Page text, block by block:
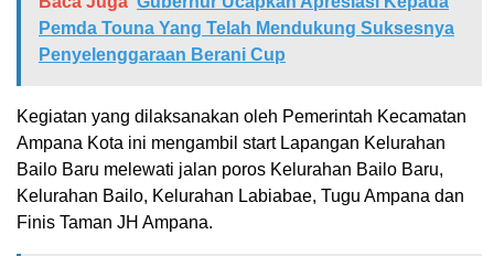
Pemda Touna Yang Telah Mendukung Suksesnya
Penyelenggaraan Berani Cup
Kegiatan yang dilaksanakan oleh Pemerintah Kecamatan
Ampana Kota ini mengambil start Lapangan Kelurahan
Bailo Baru melewati jalan poros Kelurahan Bailo Baru,
Kelurahan Bailo, Kelurahan Labiabae, Tugu Ampana dan
Finis Taman JH Ampana.